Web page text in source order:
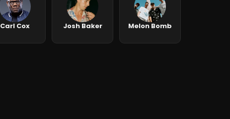
Carl Cox Josh Baker Melon Bomb